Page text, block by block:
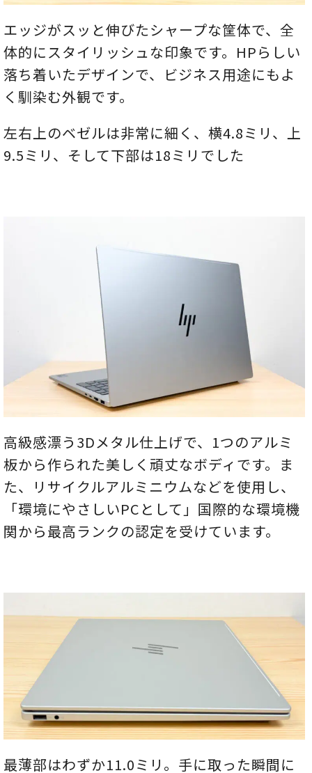
エッジがスッと伸びたシャープな筐体で、全
体的にスタイリッシュな印象です。HPらしい
落ち着いたデザインで、ビジネス用途にもよ
く馴染む外観です。
左右上のベゼルは非常に細く、横4.8ミリ、上
9.5ミリ、そして下部は18ミリでした
高級感漂う3Dメタル仕上げで、1つのアルミ
板から作られた美しく頑丈なボディです。ま
た、リサイクルアルミニウムなどを使用し、
「環境にやさしいPCとして」国際的な環境機
関から最高ランクの認定を受けています。
最薄部はわずか11.0ミリ。手に取った瞬間に